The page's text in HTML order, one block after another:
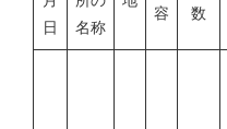
日
名称
容
数